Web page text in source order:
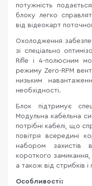
потужність
блоку легко
від відеокарт
Охолодження
зі спеціально
Rifle і 4-полюсним
режиму Zero-RPM
низьким
необхідності.
Блок підтримує
Модульна кабельна
потрібні кабелі, що
повітря всередині
набором захистів
короткого
а також від стрибків і
Особливості: